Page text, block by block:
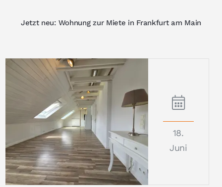
Jetzt neu: Wohnung zur Miete in Frankfurt am Main
18.
Juni